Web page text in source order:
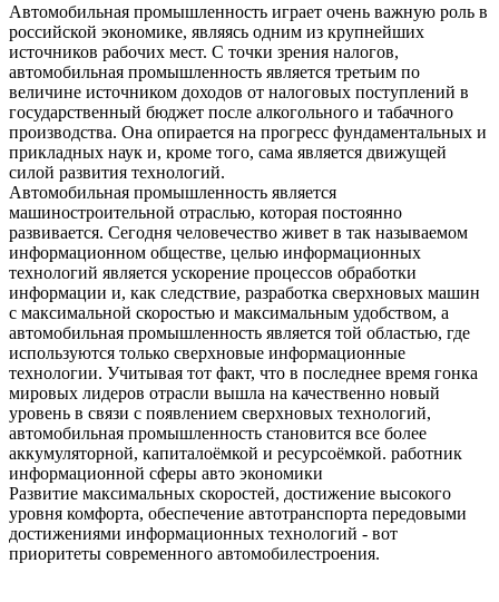
Автомобильная промышленность играет очень важную роль в
российской экономике, являясь одним из крупнейших
источников рабочих мест. С точки зрения налогов,
автомобильная промышленность является третьим по
величине источником доходов от налоговых поступлений в
государственный бюджет после алкогольного и табачного
производства. Она опирается на прогресс фундаментальных и
прикладных наук и, кроме того, сама является движущей
силой развития технологий.
Автомобильная промышленность является
машиностроительной отраслью, которая постоянно
развивается. Сегодня человечество живет в так называемом
информационном обществе, целью информационных
технологий является ускорение процессов обработки
информации и, как следствие, разработка сверхновых машин
с максимальной скоростью и максимальным удобством, а
автомобильная промышленность является той областью, где
используются только сверхновые информационные
технологии. Учитывая тот факт, что в последнее время гонка
мировых лидеров отрасли вышла на качественно новый
уровень в связи с появлением сверхновых технологий,
автомобильная промышленность становится все более
аккумуляторной, капиталоёмкой и ресурсоёмкой. работник
информационной сферы авто экономики
Развитие максимальных скоростей, достижение высокого
уровня комфорта, обеспечение автотранспорта передовыми
достижениями информационных технологий - вот
приоритеты современного автомобилестроения.